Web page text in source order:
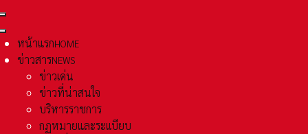
หน้าแรกHOME
ข่าวสารNEWS
ข่าวเด่น
ข่าวที่น่าสนใจ
บริหารราชการ
กฏหมายและระเเบียบ